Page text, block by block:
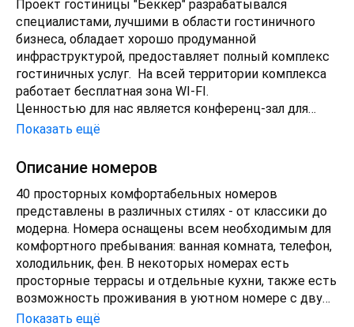
Проект гостиницы "Беккер" разрабатывался
специалистами, лучшими в области гостиничного
бизнеса, обладает хорошо продуманной
инфраструктурой, предоставляет полный комплекс
гостиничных услуг. На всей территории комплекса
работает бесплатная зона WI-FI.
Ценностью для нас является конференц-зал для
проведения семинаров, презентаций и других
трансформировать в 2 отдельных помещения на 20
и 100 человек. Малый зал отлично может быть
использован для проведения переговоров. В
холодное время года используется камин на дровах,
что создаёт атмосферу комфорта для плодотворной
работы. Конференц зал оборудован новейшей
техникой: проектором, экраном, радиомикрофонами,
аудиосистемой.
Цокольный этаж комплекса предназначен для
вашего здоровья и релаксации: Янтарная комната,
Показать ещё
Описание номеров
40 просторных комфортабельных номеров
представлены в различных стилях - от классики до
модерна. Номера оснащены всем необходимым для
комфортного пребывания: ванная комната, телефон,
холодильник, фен. В некоторых номерах есть
просторные террасы и отдельные кухни, также есть
возможность проживания в уютном номере с двумя
комнатами.
Показать ещё